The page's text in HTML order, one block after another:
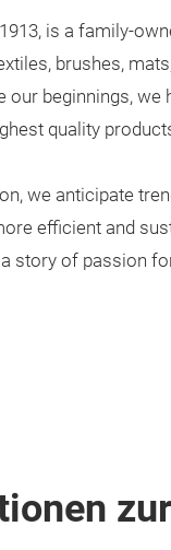
is a family-
brushes,
our beginnings, we
quality
we anticipate
efficient and
story of passion